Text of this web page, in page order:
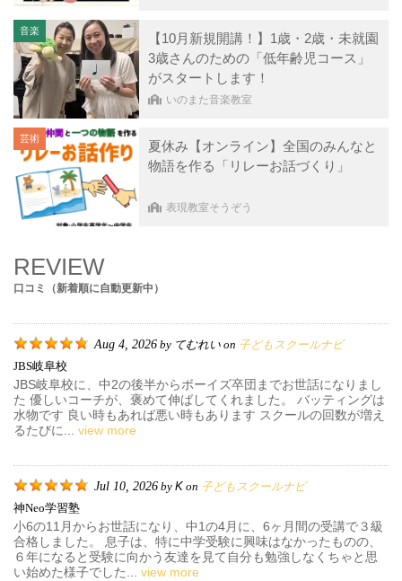
音楽
【10月新規開講！】1歳・2歳・未就園
3歳さんのための「低年齢児コース」
がスタートします！
いのまた音楽教室
芸術
夏休み【オンライン】全国のみんなと
物語を作る「リレーお話づくり」
表現教室そうぞう
REVIEW
口コミ（新着順に自動更新中）
Aug 4, 2026 by てむれい on 子どもスクールナビ
JBS岐阜校
JBS岐阜校に、中2の後半からボーイズ卒団までお世話になりまし
た 優しいコーチが、褒めて伸ばしてくれました。 バッティングは
水物です 良い時もあれば悪い時もあります スクールの回数が増え
るたびに... view more
Jul 10, 2026 by K on 子どもスクールナビ
神neo学習塾
小6の11月からお世話になり、中1の4月に、6ヶ月間の受講で３級
合格しました。 息子は、特に中学受験に興味はなかったものの、
６年になると受験に向かう友達を見て自分も勉強しなくちゃと思
い始めた様子でした... view more